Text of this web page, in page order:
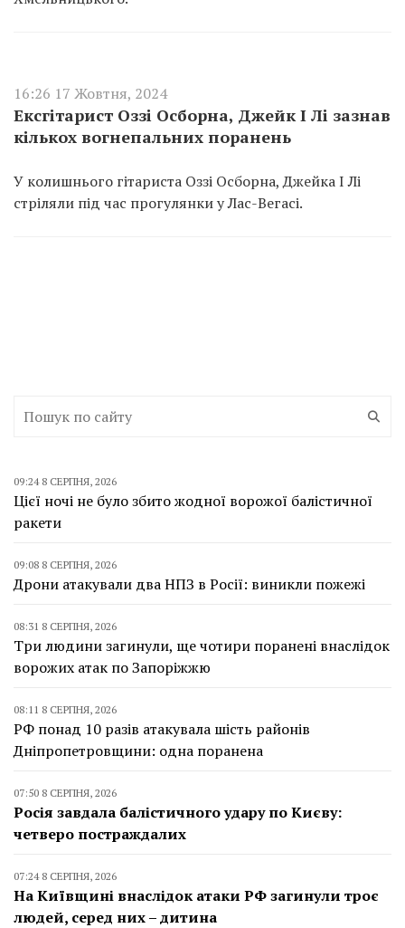
16:26 17 Жовтня, 2024
Ексгітарист Оззі Осборна, Джейк І Лі зазнав
кількох вогнепальних поранень
У колишнього гітариста Оззі Осборна, Джейка І Лі
стріляли під час прогулянки у Лас-Вегасі.
09:24 8 СЕРПНЯ, 2026
Цієї ночі не було збито жодної ворожої балістичної
ракети
09:08 8 СЕРПНЯ, 2026
Дрони атакували два НПЗ в Росії: виникли пожежі
08:31 8 СЕРПНЯ, 2026
Три людини загинули, ще чотири поранені внаслідок
ворожих атак по Запоріжжю
08:11 8 СЕРПНЯ, 2026
РФ понад 10 разів атакувала шість районів
Дніпропетровщини: одна поранена
07:50 8 СЕРПНЯ, 2026
Росія завдала балістичного удару по Києву:
четверо постраждалих
07:24 8 СЕРПНЯ, 2026
На Київщині внаслідок атаки РФ загинули троє
людей, серед них – дитина